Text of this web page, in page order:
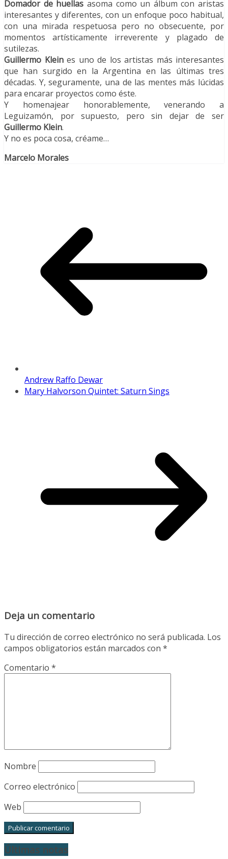
Domador de huellas asoma como un álbum con aristas
interesantes y diferentes, con un enfoque poco habitual,
con una mirada respetuosa pero no obsecuente, por
momentos artísticamente irreverente y plagado de
sutilezas.
Guillermo Klein es uno de los artistas más interesantes
que han surgido en la Argentina en las últimas tres
décadas. Y, seguramente, una de las mentes más lúcidas
para encarar proyectos como éste.
Y homenajear honorablemente, venerando a
Leguizamón, por supuesto, pero sin dejar de ser
Guillermo Klein.
Y no es poca cosa, créame…
Marcelo Morales
Andrew Raffo Dewar
Mary Halvorson Quintet: Saturn Sings
Deja un comentario
Tu dirección de correo electrónico no será publicada. Los
campos obligatorios están marcados con *
Comentario *
Nombre
Correo electrónico
Web
Últimas notas